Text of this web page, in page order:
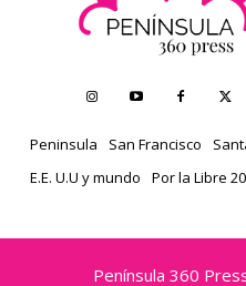
Peninsula San Francisco
E.E. U.U y mundo
Por la Libre
Península 360